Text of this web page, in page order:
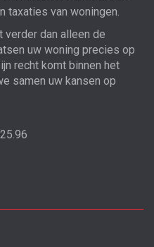
taxaties van woningen.
verder dan alleen de
uw woning precies op
recht komt binnen het
samen uw kansen op